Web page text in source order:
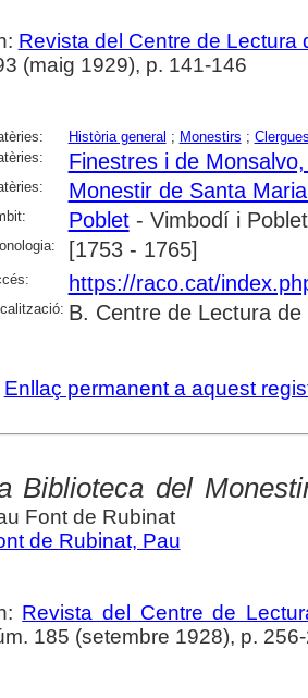
Revista del Centre de Lectura
(maig 1929), p. 141-146
Història general ; Monestirs ;
Finestres i de
Monestir de Santa
Poblet- Vimbodí i Poblet
[1753 - 1765]
https://raco.cat/
B. Centre de Lectura de
Enllaç permanent a aquest
Biblioteca del
Font de Rubinat
de Rubinat, Pau
Revista del Centre de
185 (setembre 1928), p.